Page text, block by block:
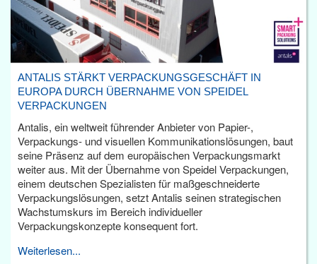
ANTALIS STÄRKT VERPACKUNGSGESCHÄFT IN
EUROPA DURCH ÜBERNAHME VON SPEIDEL
VERPACKUNGEN
Antalis, ein weltweit führender Anbieter von Papier-,
Verpackungs- und visuellen Kommunikationslösungen, baut
seine Präsenz auf dem europäischen Verpackungsmarkt
weiter aus. Mit der Übernahme von Speidel Verpackungen,
einem deutschen Spezialisten für maßgeschneiderte
Verpackungslösungen, setzt Antalis seinen strategischen
Wachstumskurs im Bereich individueller
Verpackungskonzepte konsequent fort.
Weiterlesen...